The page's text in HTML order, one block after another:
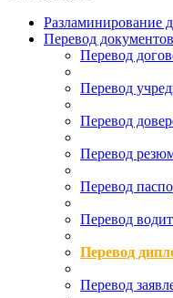
Разламинирование
Перевод документов
Перевод
Перевод
Перевод
Перевод
Перевод
Перевод
Перевод
Перевод